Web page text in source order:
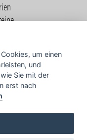
um einen
und
Sie mit der
erst nach